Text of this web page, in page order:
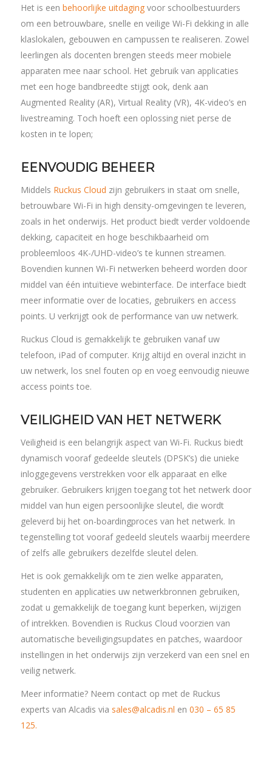
Het is een behoorlijke uitdagingvoor schoolbestuurders
om een betrouwbare, snelle en veilige Wi-Fi dekking in alle
klaslokalen, gebouwen en campussen te realiseren. Zowel
leerlingen als docenten brengen steeds meer mobiele
apparaten mee naar school. Het gebruik van applicaties
met een hoge bandbreedte stijgt ook, denk aan
Augmented Reality (AR), Virtual Reality (VR), 4K-video’s en
livestreaming. Toch hoeft een oplossing niet perse de
kosten in te lopen;
EENVOUDIG BEHEER
Middels Ruckus Cloud zijn gebruikers in staat om snelle,
betrouwbare Wi-Fi in high density-omgevingen te leveren,
zoals in het onderwijs. Het product biedt verder voldoende
dekking, capaciteit en hoge beschikbaarheid om
probleemloos 4K-/UHD-video’s te kunnen streamen.
Bovendien kunnen Wi-Fi netwerken beheerd worden door
middel van één intuïtieve webinterface. De interface biedt
meer informatie over de locaties, gebruikers en access
points. U verkrijgt ook de performance van uw netwerk.
Ruckus Cloud is gemakkelijk te gebruiken vanaf uw
telefoon, iPad of computer. Krijg altijd en overal inzicht in
uw netwerk, los snel fouten op en voeg eenvoudig nieuwe
access points toe.
VEILIGHEID VAN HET NETWERK
Veiligheid is een belangrijk aspect van Wi-Fi. Ruckus biedt
dynamisch vooraf gedeelde sleutels (DPSK’s) die unieke
inloggegevens verstrekken voor elk apparaat en elke
gebruiker. Gebruikers krijgen toegang tot het netwerk door
middel van hun eigen persoonlijke sleutel, die wordt
geleverd bij het on-boardingproces van het netwerk. In
tegenstelling tot vooraf gedeeld sleutels waarbij meerdere
of zelfs alle gebruikers dezelfde sleutel delen.
Het is ook gemakkelijk om te zien welke apparaten,
studenten en applicaties uw netwerkbronnen gebruiken,
zodat u gemakkelijk de toegang kunt beperken, wijzigen
of intrekken. Bovendien is Ruckus Cloud voorzien van
automatische beveiligingsupdates en patches, waardoor
instellingen in het onderwijs zijn verzekerd van een snel en
veilig netwerk.
Meer informatie? Neem contact op met de Ruckus
experts van Alcadis via sales@alcadis.nl en 030 – 65 85
125.